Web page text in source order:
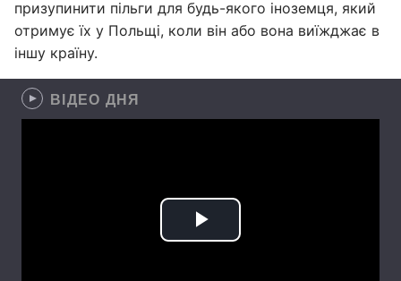
призупинити пільги для будь-якого іноземця, який
отримує їх у Польщі, коли він або вона виїжджає в
іншу країну.
ВІДЕО ДНЯ